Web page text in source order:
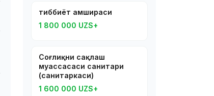
тиббиёт ҳамшираси
1 800 000 UZS+
Соғлиқни сақлаш
муассасаси санитари
(санитаркаси)
1 600 000 UZS+